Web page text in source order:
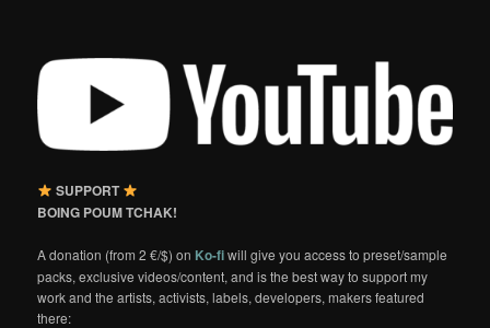
SUPPORT
BOING POUM TCHAK!
A donation (from 2 €/$) on Ko-fiwill give you access to preset/sample
packs, exclusive videos/content, and is the best way to support my
work and the artists, activists, labels, developers, makers featured
there: